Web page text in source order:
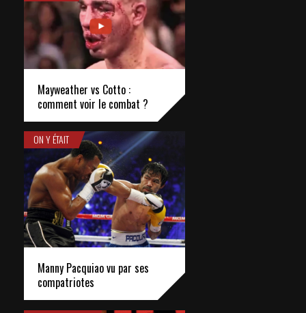
Mayweather vs Cotto :
comment voir le combat ?
ON Y ÉTAIT
Manny Pacquiao vu par ses
compatriotes